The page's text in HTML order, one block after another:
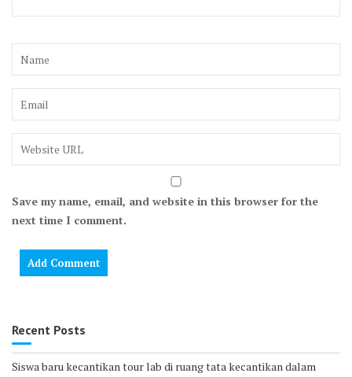
Save my name, email, and website in this browser for the
next time I comment.
Recent Posts
Siswa baru kecantikan tour lab di ruang tata kecantikan dalam